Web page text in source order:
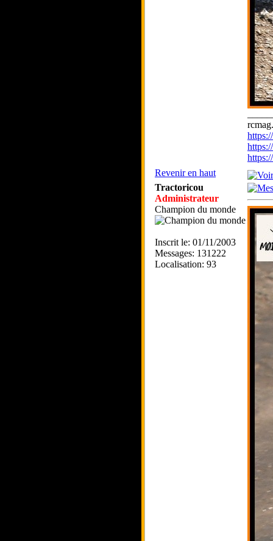
Revenir en haut
Tractoricou
Administrateur
Champion du monde
Inscrit le: 01/11/2003
Messages: 131222
Localisation: 93